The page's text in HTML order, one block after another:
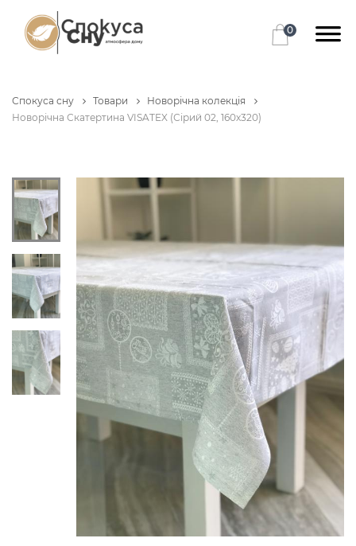
0
Спокуса сну Товари
Новорічна колекція
Новорічна Скатертина VISATEX (Сірий 02, 160х320)